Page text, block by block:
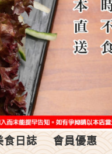
食日誌 會員優惠